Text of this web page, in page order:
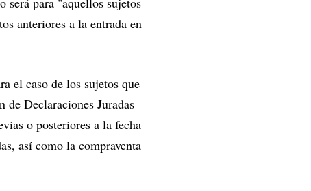
anteriores a la entrada en
el caso de los sujetos que
de Declaraciones Juradas
o posteriores a la fecha
así como la compraventa